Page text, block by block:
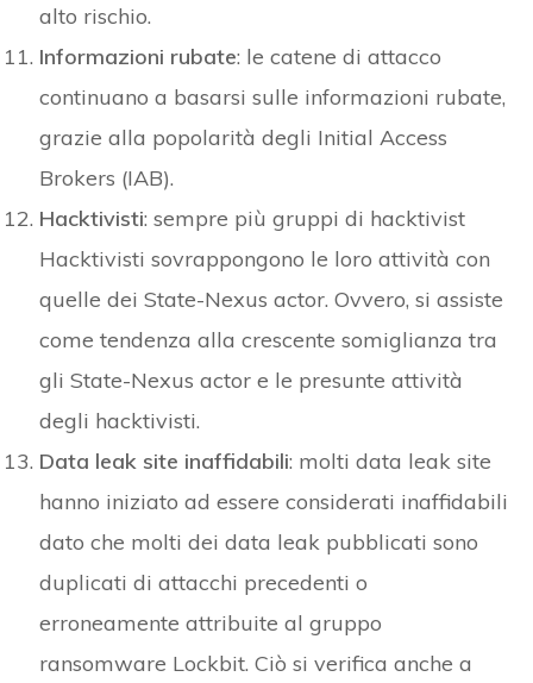
alto rischio.
Informazioni rubate: le catene di attacco
continuano a basarsi sulle informazioni rubate,
grazie alla popolarità degli Initial Access
Brokers (IAB).
Hacktivisti: sempre più gruppi di hacktivist
Hacktivisti sovrappongono le loro attività con
quelle dei State-Nexus actor. Ovvero, si assiste
come tendenza alla crescente somiglianza tra
gli State-Nexus actor e le presunte attività
degli hacktivisti.
Data leak site inaffidabili: molti data leak site
hanno iniziato ad essere considerati inaffidabili
dato che molti dei data leak pubblicati sono
duplicati di attacchi precedenti o
erroneamente attribuite al gruppo
ransomware Lockbit. Ciò si verifica anche a